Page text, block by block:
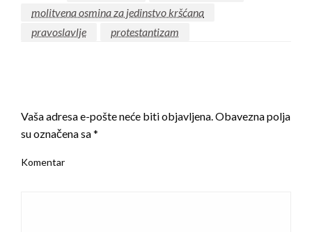
molitvena osmina za jedinstvo kršćana
pravoslavlje
protestantizam
Vaša adresa e-pošte neće biti objavljena. Obavezna polja
su označena sa*
Komentar